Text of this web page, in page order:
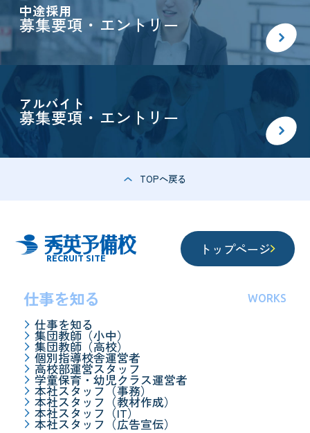
中途採用
募集要項・エントリー
アルバイト
募集要項・エントリー
TOPへ戻る
RECRUIT SITE
トップページ
仕事を知る WORKS
仕事を知る
集団教師（小中）
集団教師（高校）
個別指導校舎運営者
高校部運営スタッフ
学童保育・幼児クラス運営者
本社スタッフ（事務）
本社スタッフ（教材作成）
本社スタッフ（IT）
本社スタッフ（広告宣伝）